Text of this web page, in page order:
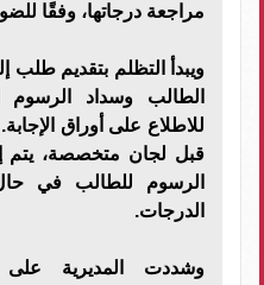
مراجعة درجاتها، وفقًا
ويبدأ التظلم بتقديم طلب
الطالب وسداد الرسوم
للاطلاع على أوراق
قبل لجان متخصصة، يتم
الرسوم للطالب في
الدرجات.
وشددت المديرية على